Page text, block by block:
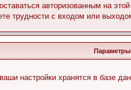
авторизованным на
трудности с входом или
Параметры
настройки хранятся в базе